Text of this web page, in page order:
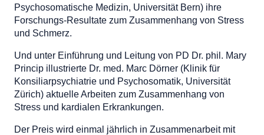
Psychosomatische Medizin, Universität Bern) ihre
Forschungs-Resultate zum Zusammenhang von Stress
und Schmerz.
Und unter Einführung und Leitung von PD Dr. phil. Mary
Princip illustrierte Dr. med. Marc Dörner (Klinik für
Konsiliarpsychiatrie und Psychosomatik, Universität
Zürich) aktuelle Arbeiten zum Zusammenhang von
Stress und kardialen Erkrankungen.
Der Preis wird einmal jährlich in Zusammenarbeit mit